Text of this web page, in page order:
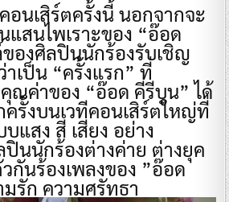
อนเสิร์ตครั้งนี้ นอกจากจะ
แสนไพเราะของ “อ๊อด
องศิลปินนักร้องรับเชิญ
เป็น “ครั้งแรก” ที่
ณค่าของ “อ๊อด คีรีบูน” ได้
รั้งบนเวทีคอนเสิร์ตใหญ่ที่
แสง สี เสียง อย่าง
นนักร้องต่างค่าย ต่างยุค
กันร้องเพลงของ ”อ๊อด
รัก ความศรัทธา